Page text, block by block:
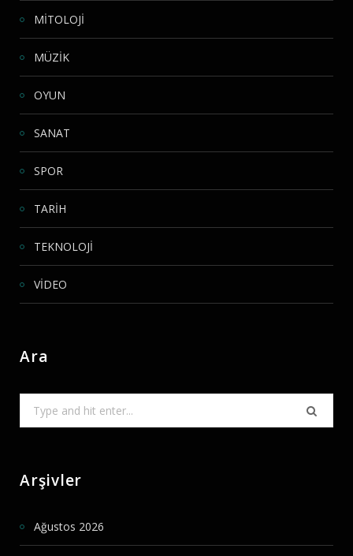
MİTOLOJİ
MÜZİK
OYUN
SANAT
SPOR
TARİH
TEKNOLOJİ
VİDEO
Ara
for:
Arşivler
Ağustos 2026